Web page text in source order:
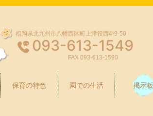
福岡県北九州市八幡西区町上津役西4-9-50
093-613-1549
FAX 093-613-1590
保育の特色 園での生活 掲示板